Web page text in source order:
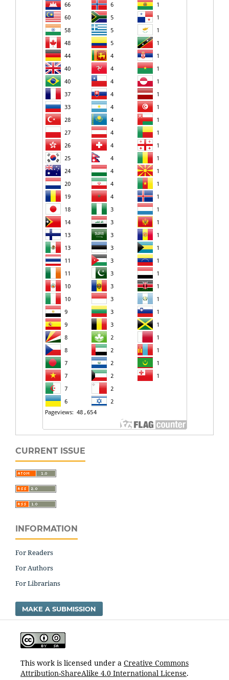
CURRENT ISSUE
INFORMATION
For Readers
For Authors
For Librarians
MAKE A SUBMISSION
This work is licensed under a Creative Commons
Attribution-ShareAlike 4.0 International License.